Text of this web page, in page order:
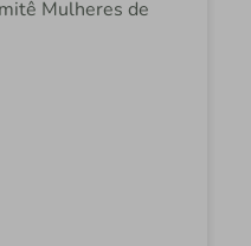
Mulheres de